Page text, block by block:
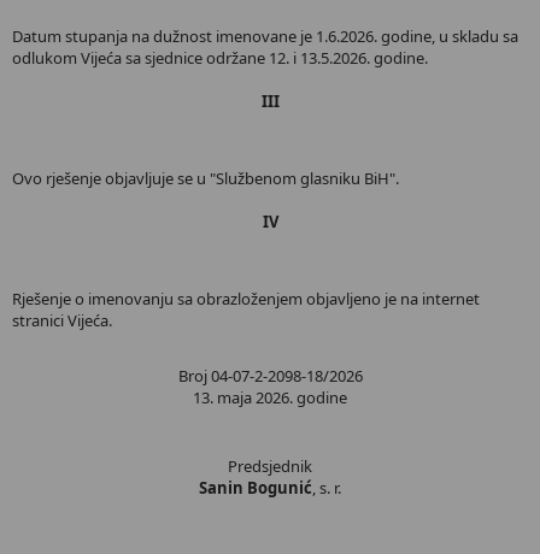
Datum stupanja na dužnost imenovane je 1.6.2026. godine, u skladu sa
odlukom Vijeća sa sjednice održane 12. i 13.5.2026. godine.
III
Ovo rješenje objavljuje se u "Službenom glasniku BiH".
IV
Rješenje o imenovanju sa obrazloženjem objavljeno je na internet
stranici Vijeća.
Broj 04-07-2-2098-18/2026
13. maja 2026. godine
Predsjednik
Sanin Bogunić, s. r.